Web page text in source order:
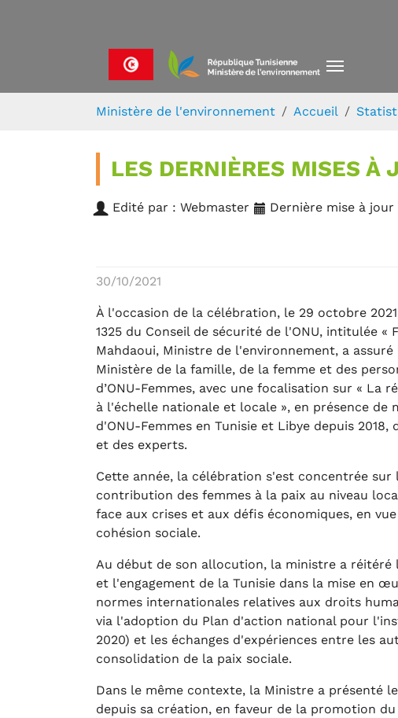
Ministère de l'environnement Accueil
LES DERNIÈRES MISES À
Edité par : Webmaster Dernière mise à
30/10/2021
À l'occasion de la célébration, le 29 octobre
1325 du Conseil de sécurité de l'ONU, intitulée
Mahdaoui, Ministre de l'environnement, a
Ministère de la famille, de la femme et des
d’ONU-Femmes, avec une focalisation sur « La
à l'échelle nationale et locale », en présence de
d'ONU-Femmes en Tunisie et Libye depuis
et des experts.
Cette année, la célébration s'est concentrée
contribution des femmes à la paix au niveau
face aux crises et aux défis économiques, en
cohésion sociale.
Au début de son allocution, la ministre a
et l'engagement de la Tunisie dans la mise en
normes internationales relatives aux droits
via l'adoption du Plan d'action national pour
2020) et les échanges d'expériences entre les
consolidation de la paix sociale.
Dans le même contexte, la Ministre a présenté
depuis sa création, en faveur de la promotion